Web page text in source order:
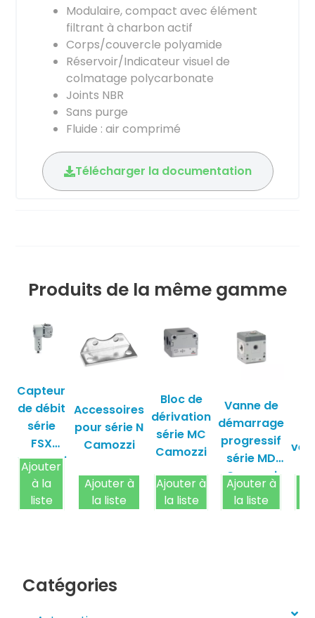
Modulaire, compact avec élément
filtrant à charbon actif
Corps/couvercle polyamide
Réservoir/Indicateur visuel de
colmatage polycarbonate
Joints NBR
Sans purge
Fluide : air comprimé
Télécharger la documentation
Produits de la même gamme
Capteur
de débit
série
FSX
Camozzi
Ajouter
à la
liste
Accessoires
pour série N
Camozzi
Ajouter à
la liste
Bloc de
dérivation
série MC
Camozzi
Ajouter à
la liste
Vanne de
démarrage
progressif
série MD
Camozzi
Ajouter à
la liste
Catégories